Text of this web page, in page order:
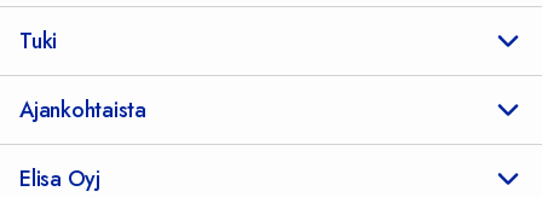
Tuki
Ajankohtaista
Elisa Oyj